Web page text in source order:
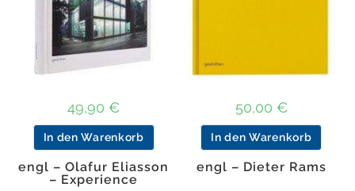
49,90 €
In den Warenkorb
50,00 €
In den Warenkorb
engl – Olafur Eliasson
– Experience
engl – Dieter Rams